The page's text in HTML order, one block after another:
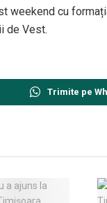
weekend cu
de Vest.
Trimite pe